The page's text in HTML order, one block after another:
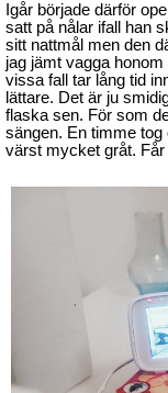
Igår började därför
satt på nålar ifall han
sitt nattmål men den
jag jämt vagga
vissa fall tar lång tid
lättare. Det är ju
flaska sen. För som
sängen. En timme tog
värst mycket gråt.